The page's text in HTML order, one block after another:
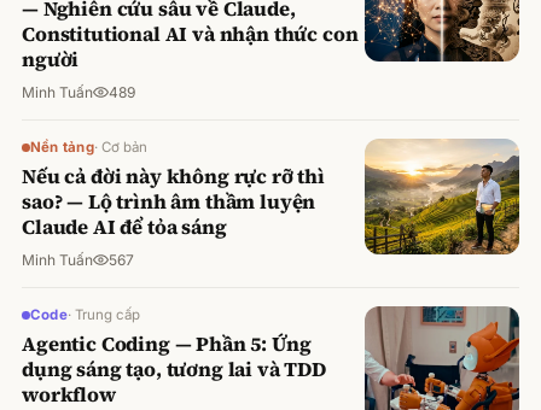
— Nghiên cứu sâu về Claude,
Constitutional AI và nhận thức con
người
Minh Tuấn 489
Nền tảng· Cơ bản
Nếu cả đời này không rực rỡ thì
sao? — Lộ trình âm thầm luyện
Claude AI để tỏa sáng
Minh Tuấn 567
Code· Trung cấp
Agentic Coding — Phần 5: Ứng
dụng sáng tạo, tương lai và TDD
workflow